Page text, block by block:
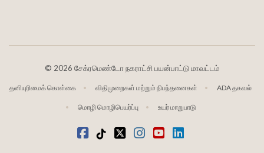
© 2026 சேக்ரமெண்டோ நகராட்சி பயன்பாட்டு மாவட்டம்
தனியுரிமைக் கொள்கை விதிமுறைகள் மற்றும் நிபந்தனைகள் ADA தகவல்
மொழி மொழிபெயர்ப்பு உயர் மாறுபாடு
முகநூல்
டிக்டோக்ட்விட்டர்Instagram
வலைஒளி
LinkedIn